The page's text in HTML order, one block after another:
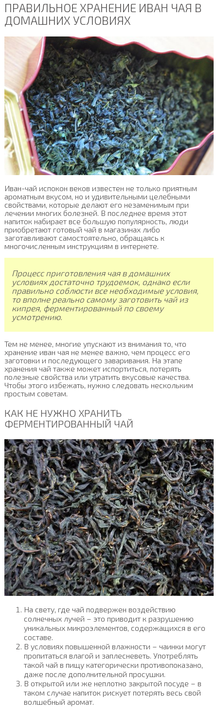
ПРАВИЛЬНОЕ ХРАНЕНИЕ ИВАН ЧАЯ В
ДОМАШНИХ УСЛОВИЯХ
Иван-чай испокон веков известен не только приятным
ароматным вкусом, но и удивительными целебными
свойствами, которые делают его незаменимым при
лечении многих болезней. В последнее время этот
напиток набирает все большую популярность, люди
приобретают готовый чай в магазинах либо
заготавливают самостоятельно, обращаясь к
многочисленным инструкциям в интернете.
Процесс приготовления чая в домашних
условиях достаточно трудоемок, однако если
правильно соблюсти все необходимые условия,
то вполне реально самому заготовить чай из
кипрея, ферментированный по своему
усмотрению.
Тем не менее, многие упускают из внимания то, что
хранение иван чая не менее важно, чем процесс его
заготовки и последующего заваривания. На этапе
хранения чай также может испортиться, потерять
полезные свойства или утратить вкусовые качества.
Чтобы этого избежать, нужно следовать нескольким
простым советам.
КАК НЕ НУЖНО ХРАНИТЬ
ФЕРМЕНТИРОВАННЫЙ ЧАЙ
На свету, где чай подвержен воздействию
солнечных лучей – это приводит к разрушению
уникальных микроэлементов, содержащихся в его
составе.
В условиях повышенной влажности – чаинки могут
пропитаться влагой и заплесневеть. Употреблять
такой чай в пищу категорически противопоказано,
даже после дополнительной просушки.
В открытой или же неплотно закрытой посуде – в
таком случае напиток рискует потерять весь свой
волшебный аромат.